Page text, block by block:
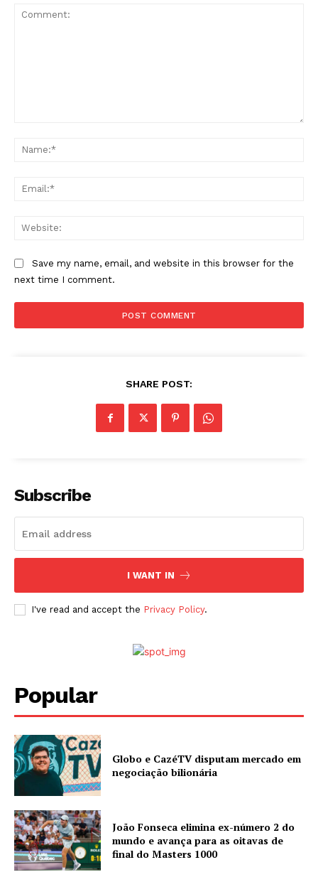
Save my name, email, and website in this browser for the
next time I comment.
SHARE POST:
Subscribe
I WANT IN
I've read and accept the Privacy Policy.
Popular
Globo e CazéTV disputam mercado em
negociação bilionária
João Fonseca elimina ex-número 2 do
mundo e avança para as oitavas de
final do Masters 1000